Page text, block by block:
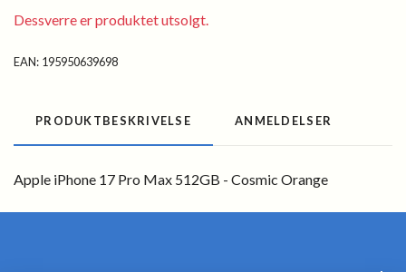
Dessverre er produktet utsolgt.
EAN: 195950639698
PRODUKTBESKRIVELSE ANMELDELSER
Apple iPhone 17 Pro Max 512GB - Cosmic Orange